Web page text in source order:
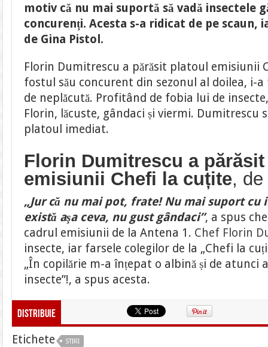
motiv că nu mai suportă să vadă insectele
concurenți. Acesta s-a ridicat de pe
de Gina Pistol.
Florin Dumitrescu a părăsit platoul emisiunii
fostul său concurent din sezonul al doilea, i-
de neplăcută. Profitând de fobia lui de
Florin, lăcuste, gândaci și viermi. Dumitrescu
platoul imediat.
Florin Dumitrescu a
emisiunii Chefi la cuțite,
„Jur că nu mai pot, frate! Nu mai suport cu
există aşa ceva, nu gust gândaci”, a spus
cadrul emisiunii de la Antena 1. Chef Florin
insecte, iar farsele colegilor de la „Chefi la
„În copilărie m-a înțepat o albină și de atunci
insecte”!, a spus acesta.
Distribuie
Etichete STIRI